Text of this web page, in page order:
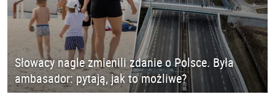
Słowacy nagle zmienili zdanie o Polsce. Była
ambasador: pytają, jak to możliwe?